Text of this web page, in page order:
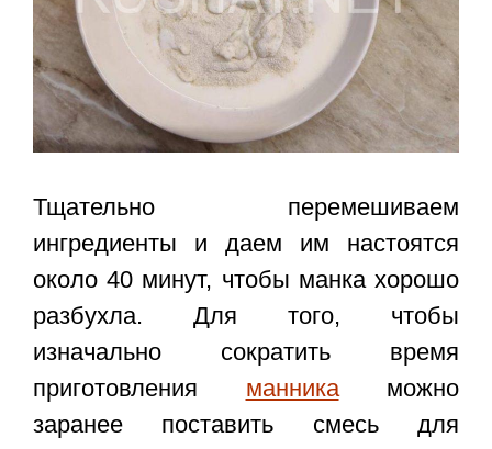
Тщательно перемешиваем
ингредиенты и даем им настоятся
около 40 минут, чтобы манка хорошо
разбухла. Для того, чтобы
изначально сократить время
приготовления манникаможно
заранее поставить смесь для